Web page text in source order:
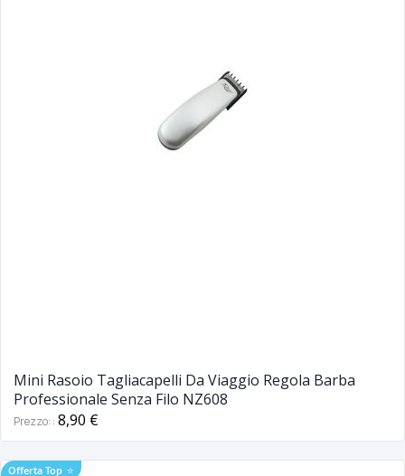
Mini Rasoio Tagliacapelli Da Viaggio Regola Barba
Professionale Senza Filo NZ608
Prezzo: 8,90 €
Offerta Top ⭐